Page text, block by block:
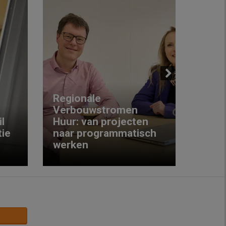
Regionale
Verbouwstromen
Huur: van projecten
naar programmatisch
werken
Next